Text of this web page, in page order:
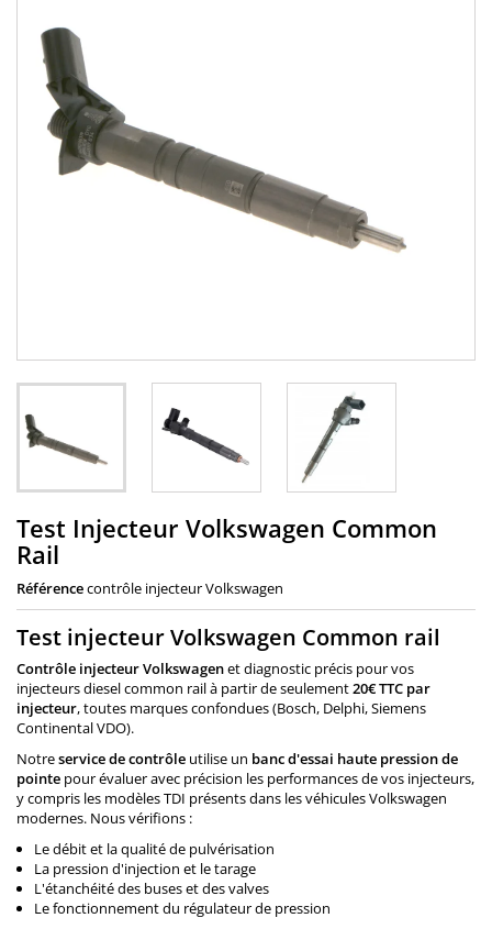
Test Injecteur Volkswagen Common
Rail
Référencecontrôle injecteur Volkswagen
Test injecteur Volkswagen Common rail
Contrôle injecteurVolkswagenet diagnostic précis pour vos
injecteurs diesel common rail à partir de seulement20€ TTC par
injecteur, toutes marques confondues (Bosch, Delphi, Siemens
Continental VDO).
Notreservice de contrôle utilise un banc d'essai haute pression de
pointe pour évaluer avec précision les performances de vos injecteurs,
y compris les modèles TDI présents dans les véhicules Volkswagen
modernes. Nous vérifions :
Le débit et la qualité de pulvérisation
La pression d'injection et le tarage
L'étanchéité des buses et des valves
Le fonctionnement du régulateur de pression